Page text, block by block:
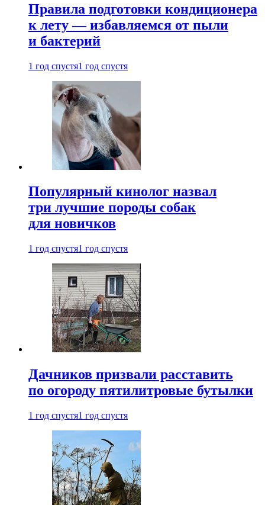
Правила подготовки кондиционера
к лету — избавляемся от пыли
и бактерий
1 год спустя1 год спустя
Популярный кинолог назвал
три лучшие породы собак
для новичков
1 год спустя1 год спустя
Дачников призвали расставить
по огороду пятилитровые бутылки
1 год спустя1 год спустя